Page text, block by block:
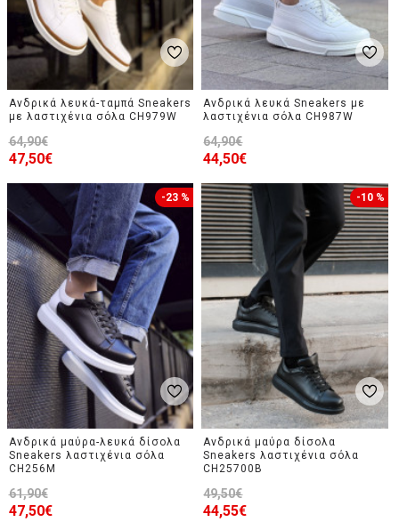
Ανδρικά λευκά-ταμπά Sneakers
με λαστιχένια σόλα CH979W
47,50€
64,90€
Ανδρικά λευκά Sneakers με
λαστιχένια σόλα CH987W
44,50€
64,90€
-23 %
Ανδρικά μαύρα-λευκά δίσολα
Sneakers λαστιχένια σόλα
CH256M
47,50€
61,90€
-10 %
Ανδρικά μαύρα δίσολα
Sneakers λαστιχένια σόλα
CH25700B
44,55€
49,50€